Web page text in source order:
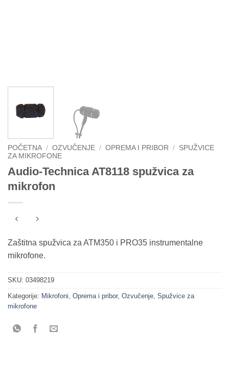
POČETNA / OZVUČENJE / OPREMA I PRIBOR / SPUŽVICE
ZA MIKROFONE
Audio-Technica AT8118 spužvica za
mikrofon
Zaštitna spužvica za ATM350 i PRO35 instrumentalne
mikrofone.
SKU: 03498219
Kategorije: Mikrofoni, Oprema i pribor, Ozvučenje, Spužvice za
mikrofone